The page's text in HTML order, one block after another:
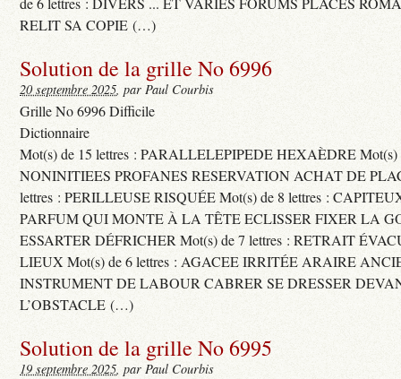
RELIT SA COPIE (…)
Solution de la grille No 6996
20 septembre 2025, par Paul Courbis
Grille No 6996 Difficile
Dictionnaire
Mot(s) de 15 lettres : PARALLELEPIPEDE HEXAÈDRE Mot(s)
NONINITIEES PROFANES RESERVATION ACHAT DE
lettres : PERILLEUSE RISQUÉE Mot(s) de 8 lettres :
PARFUM QUI MONTE À LA TÊTE ECLISSER FIXER LA
ESSARTER DÉFRICHER Mot(s) de 7 lettres : RETRAIT
LIEUX Mot(s) de 6 lettres : AGACEE IRRITÉE ARAIRE
INSTRUMENT DE LABOUR CABRER SE DRESSER
L’OBSTACLE (…)
Solution de la grille No 6995
19 septembre 2025, par Paul Courbis